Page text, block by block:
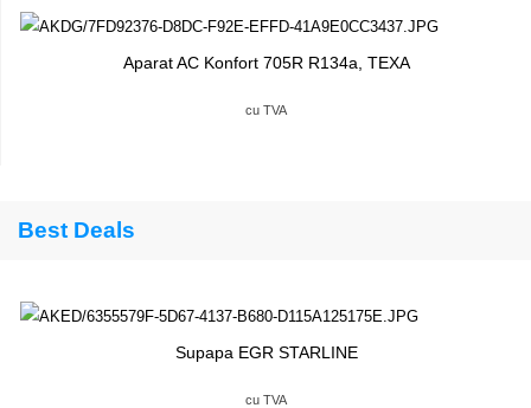
Aparat AC Konfort 705R R134a, TEXA
cu TVA
Best Deals
Supapa EGR STARLINE
cu TVA